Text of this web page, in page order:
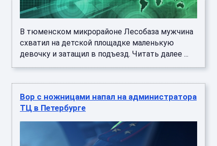
В тюменском микрорайоне Лесобаза мужчина
схватил на детской площадке маленькую
девочку и затащил в подъезд. Читать далее ...
Вор с ножницами напал на администратора
ТЦ в Петербурге